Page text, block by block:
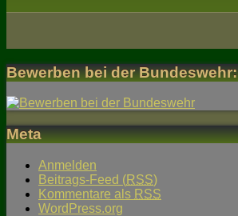
Bewerben bei der Bundeswehr:
Meta
Anmelden
Beitrags-Feed (RSS)
Kommentare als RSS
WordPress.org